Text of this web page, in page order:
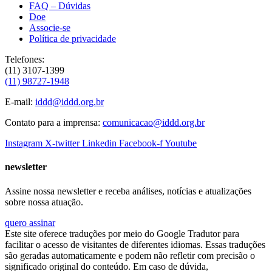
FAQ – Dúvidas
Doe
Associe-se
Política de privacidade
Telefones:
(11) 3107-1399
(11) 98727-1948
E-mail: iddd@iddd.org.br
Contato para a imprensa: comunicacao@iddd.org.br
Instagram X-twitter Linkedin Facebook-fYoutube
newsletter
Assine nossa newsletter e receba análises, notícias e atualizações
sobre nossa atuação.
quero assinar
Este site oferece traduções por meio do Google Tradutor para
facilitar o acesso de visitantes de diferentes idiomas. Essas traduções
são geradas automaticamente e podem não refletir com precisão o
significado original do conteúdo. Em caso de dúvida,